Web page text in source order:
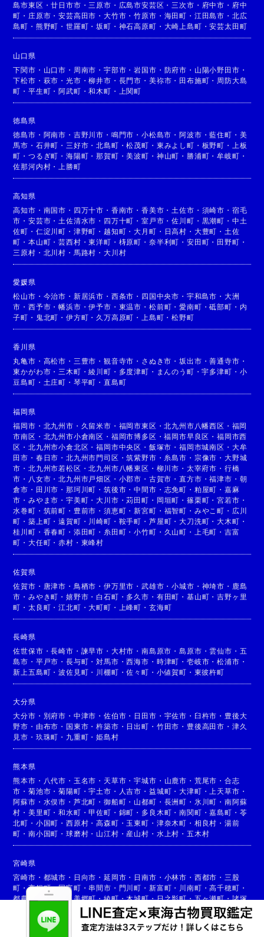
島市東区 ・廿日市市 ・ 三原市 ・ 広島市安芸区 ・ 三次市 ・ 府中市 ・ 府中
町 ・ 庄原市 ・安芸高田市 ・大竹市 ・竹原市 ・ 海田町 ・ 江田島市 ・ 北広
島町 ・ 熊野町 ・世羅町 ・坂町 ・ 神石高原町 ・ 大崎上島町 ・安芸太田町
山口県
下関市 ・ 山口市 ・ 周南市 ・宇部市 ・岩国市 ・ 防府市 ・ 山陽小野田市 ・
下松市 ・ 萩市 ・光市 ・柳井市 ・ 長門市 ・ 美祢市 ・ 田布施町 ・ 周防大島
町 ・平生町 ・阿武町 ・和木町 ・ 上関町
徳島県
徳島市 ・ 阿南市 ・ 吉野川市 ・ 鳴門市 ・小松島市 ・阿波市 ・藍住町 ・ 美
馬市 ・ 石井町 ・ 三好市 ・北島町 ・松茂町 ・ 東みよし町 ・ 板野町 ・
上板
町 ・つるぎ町 ・海陽町 ・那賀町 ・美波町 ・ 神山町 ・ 勝浦町 ・牟岐町 ・
佐那河内村 ・ 上勝町
高知県
高知市 ・ 南国市 ・ 四万十市 ・ 香南市 ・香美市 ・ 土佐市 ・ 須崎市 ・ 宿毛
市 ・安芸市 ・ 土佐清水市 ・ 四万十町 ・室戸市 ・佐川町 ・ 黒潮町 ・ 中土
佐町 ・ 仁淀川町 ・ 津野町 ・ 越知町 ・大月町 ・ 日高村 ・ 大豊町 ・ 土佐
町 ・本山町 ・芸西村 ・東洋町 ・ 梼原町 ・ 奈半利町 ・ 安田町 ・ 田野町 ・
三原村 ・ 北川村 ・ 馬路村 ・大川村
愛媛県
松山市 ・ 今治市 ・ 新居浜市 ・ 西条市 ・ 四国中央市 ・ 宇和島市 ・ 大洲
市 ・西予市 ・幡浜市 ・伊予市 ・ 東温市 ・ 松前町 ・愛南町 ・砥部町 ・ 内
子町 ・ 鬼北町 ・伊方町 ・ 久万高原町 ・ 上島町 ・松野町
香川県
丸亀市 ・ 高松市 ・ 三豊市 ・観音寺市 ・ さぬき市 ・坂出市 ・善通寺市 ・
東かがわ市 ・ 三木町 ・綾川町 ・ 多度津町 ・ まんのう町 ・宇多津町 ・ 小
豆島町 ・ 土庄町 ・ 琴平町 ・直島町
福岡県
福岡市 ・ 北九州市 ・ 久留米市 ・ 福岡市東区 ・北九州市八幡西区 ・ 福岡
市南区 ・ 北九州市小倉南区 ・ 福岡市博多区 ・福岡市早良区 ・福岡市西
区 ・北九州市小倉北区 ・福岡市中央区 ・ 飯塚市 ・福岡市城南区 ・ 大牟
田市 ・ 春日市 ・北九州市門司区 ・筑紫野市 ・ 糸島市 ・ 宗像市 ・ 大野城
市 ・北九州市若松区 ・北九州市八幡東区 ・ 柳川市 ・ 太宰府市 ・ 行橋
市 ・ 八女市 ・北九州市戸畑区 ・ 小郡市 ・ 古賀市 ・直方市 ・福津市 ・ 朝
倉市 ・ 田川市 ・那珂川町 ・筑後市 ・中間市 ・ 志免町 ・ 粕屋町 ・ 嘉麻
市 ・みやま市 ・宇美町 ・大川市 ・苅田町 ・ 岡垣町 ・ 篠栗町 ・宮若市 ・
水巻町 ・ 筑前町 ・ 豊前市 ・須恵町 ・新宮町 ・ 福智町 ・ みやこ町 ・ 広川
町 ・築上町 ・遠賀町 ・ 川崎町 ・ 鞍手町 ・ 芦屋町 ・大刀洗町 ・大木町 ・
桂川町 ・ 香春町 ・ 添田町 ・ 糸田町 ・小竹町 ・ 久山町 ・ 上毛町 ・ 吉富
町 ・大任町 ・赤村 ・ 東峰村
佐賀県
佐賀市 ・ 唐津市 ・ 鳥栖市 ・伊万里市 ・武雄市 ・小城市 ・ 神埼市 ・ 鹿島
市 ・みやき町 ・嬉野市 ・ 白石町 ・ 多久市 ・ 有田町 ・ 基山町 ・吉野ヶ里
町 ・太良町 ・江北町 ・大町町 ・ 上峰町 ・ 玄海町
長崎県
佐世保市 ・長崎市 ・ 諫早市 ・ 大村市 ・南島原市 ・島原市 ・ 雲仙市 ・ 五
島市 ・ 平戸市 ・長与町 ・対馬市 ・西海市 ・ 時津町 ・ 壱岐市 ・松浦市 ・
新上五島町 ・波佐見町 ・ 川棚町 ・佐々町 ・ 小値賀町 ・ 東彼杵町
大分県
大分市 ・ 別府市 ・ 中津市 ・佐伯市 ・ 日田市 ・ 宇佐市 ・ 臼杵市 ・ 豊後大
野市 ・ 由布市 ・ 国東市 ・杵築市 ・ 日出町 ・ 竹田市 ・ 豊後高田市 ・ 津久
見市 ・ 玖珠町 ・ 九重町 ・姫島村
熊本県
熊本市 ・ 八代市 ・ 玉名市 ・ 天草市 ・宇城市 ・ 山鹿市 ・ 荒尾市 ・ 合志
市 ・菊池市 ・菊陽町 ・宇土市 ・ 人吉市 ・ 益城町 ・大津町 ・ 上天草市 ・
阿蘇市 ・ 水俣市 ・ 芦北町 ・御船町 ・ 山都町 ・ 長洲町 ・ 氷川町 ・ 南阿蘇
村 ・美里町 ・和水町 ・甲佐町 ・ 錦町 ・ 多良木町 ・南関町 ・嘉島町 ・ 苓
北町 ・ 小国町 ・西原村 ・高森町 ・ 玉東町 ・ 津奈木町 ・ 相良村 ・ 湯前
町 ・南小国町 ・球磨村 ・ 山江村 ・ 産山村 ・ 水上村 ・ 五木村
宮崎県
宮崎市 ・ 都城市 ・ 日向市 ・延岡市 ・ 日南市 ・ 小林市 ・ 西都市 ・ 三股
町 ・高鍋町・国富町 ・ 串間市 ・ 門川町 ・ 新富町 ・ 川南町 ・高千穂町 ・
都農町
高原町 ・美郷町・綾町・木城町・日之影町・五ヶ瀬町・諸塚
椎葉村・ 西米良村